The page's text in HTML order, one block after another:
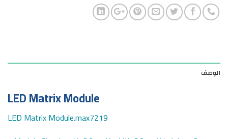
الوصف
LED Matrix Module
LED Matrix Module.max7219